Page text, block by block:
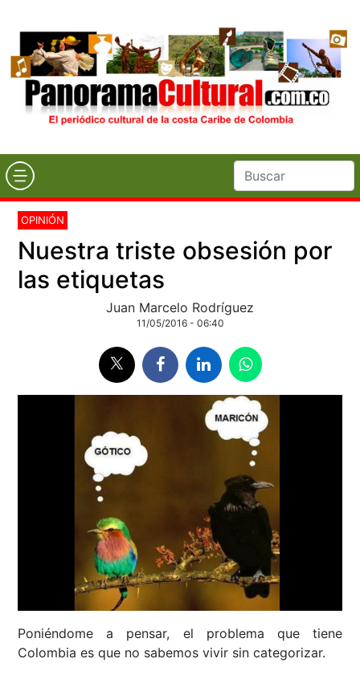
OPINIÓN
Nuestra triste obsesión por
las etiquetas
Juan Marcelo Rodríguez
11/05/2016 - 06:40
Poniéndome a pensar, el problema que tiene
Colombia es que no sabemos vivir sin categorizar.